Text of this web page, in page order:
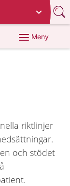
Meny
riktlinjer
och stödet